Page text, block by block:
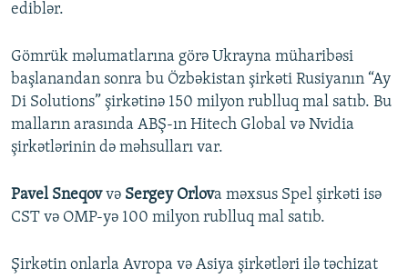
ediblər.
Gömrük məlumatlarına görə Ukrayna müharibəsi
başlanandan sonra bu Özbəkistan şirkəti Rusiyanın “Ay
Di Solutions” şirkətinə 150 milyon rublluq mal satıb. Bu
malların arasında ABŞ-ın Hitech Global və Nvidia
şirkətlərinin də məhsulları var.
Pavel Sneqovvə Sergey Orlova məxsus Spel şirkəti isə
CST və OMP-yə 100 milyon rublluq mal satıb.
Şirkətin onlarla Avropa və Asiya şirkətləri ilə təchizat